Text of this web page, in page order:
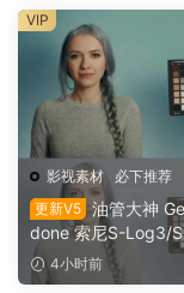
h SPARK（16153）
影视素材 · 必下推荐
更新V5 油管大神
done 索尼S-Log3/
3.Cine素材色彩还
UT调色预设 Gerald
4小时前
VIP